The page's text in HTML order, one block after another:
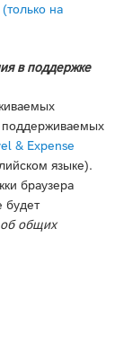
на
в поддержке
поддерживаемых
& Expense
языке).
браузера
будет
общих